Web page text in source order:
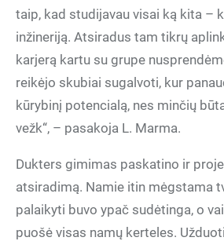
taip, kad studijavau visai ką kita –
inžineriją. Atsiradus tam tikrų
karjerą kartu su grupe
reikėjo skubiai sugalvoti, kur
kūrybinį potencialą, nes minčių
vežk“, – pasakoja L. Marma.
Dukters gimimas paskatino ir
atsiradimą. Namie itin mėgstama
palaikyti buvo ypač sudėtinga, o
puošė visas namų kerteles.